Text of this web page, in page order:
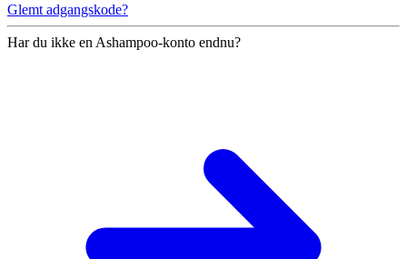
Glemt adgangskode?
Har du ikke en Ashampoo-konto endnu?